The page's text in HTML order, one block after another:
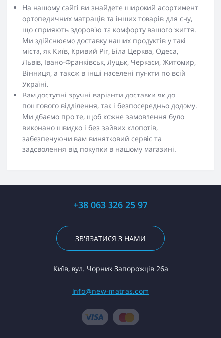
На нашому сайті ви знайдете широкий асортимент
ортопедичних матраців та інших товарів для сну,
що сприяють здоров'ю та комфорту вашого життя.
Ми здійснюємо доставку наших продуктів у такі
міста, як Київ, Кривий Ріг, Біла Церква, Одеса,
Львів, Івано-Франківськ, Луцьк, Черкаси, Житомир,
Вінниця, а також в інші населені пункти по всій
Україні.
Вам доступні зручні варіанти доставки як до
поштового відділення, так і безпосередньо додому.
Ми дбаємо про те, щоб кожне замовлення було
виконано швидко і без зайвих клопотів,
забезпечуючи вам винятковий сервіс та
задоволення від покупки в нашому магазині.
+38 063 326 25 97
ЗВ'ЯЗАТИСЯ З НАМИ
Київ, вул. Чорних Запорожців 26а
info@new-matras.com